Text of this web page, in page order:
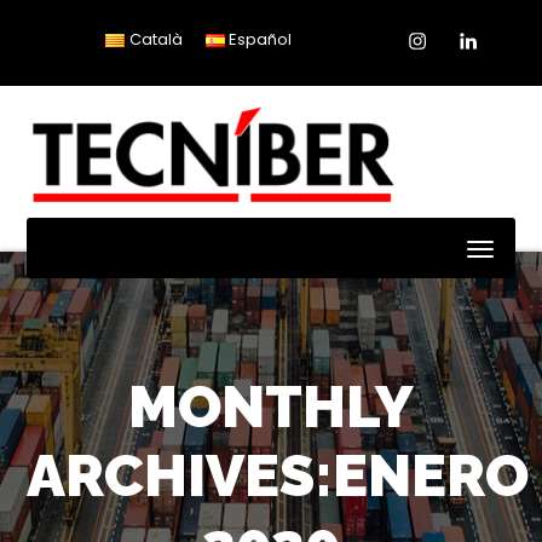
Català Español InstagramLinkedin
MONTHLY
ARCHIVES:ENERO